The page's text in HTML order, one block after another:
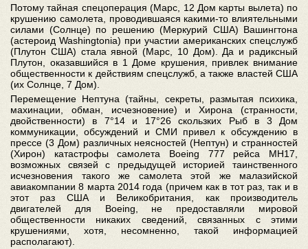
Потому тайная спецоперация (Марс, 12 Дом карты вылета) по
крушению самолета, проводившаяся какими-то влиятельными
силами (Солнце) по решению (Меркурий США) Вашингтона
(астероид Washingtonia) при участии американских спецслужб
(Плутон США) стала явной (Марс, 10 Дом). Да и радиксный
Плутон, оказавшийся в 1 Доме крушения, привлек внимание
общественности к действиям спецслужб, а также властей США
(их Солнце, 7 Дом).
Перемещение Нептуна (тайны, секреты, размытая психика,
махинации, обман, исчезновение) и Хирона (странности,
двойственности) в 7°14 и 17°26 скользких Рыб в 3 Дом
коммуникации, обсуждений и СМИ привел к обсуждению в
прессе (3 Дом) различных неясностей (Нептун) и странностей
(Хирон) катастрофы самолета Boeing 777 рейса МН17,
возможных связей с предыдущей историей таинственного
исчезновения такого же самолета этой же малазийской
авиакомпании 8 марта 2014 года (причем как в тот раз, так и в
этот раз США и Великобритания, как производитель
двигателей для Boeing, не предоставляли мировой
общественности никаких сведений, связанных с этими
крушениями, хотя, несомненно, такой информацией
располагают).